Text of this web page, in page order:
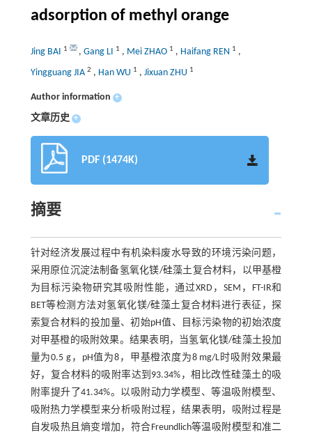
adsorption of methyl orange
Jing BAI 1 , Gang LI 1 , Mei ZHAO 1 , Haifang REN 1 ,
Yingguang JIA 2 , Han WU 1 , Jixuan ZHU 1
Author information +
文章历史 +
PDF (1474K)
摘要
针对经济发展过程中有机染料废水导致的环境污染问题，
采用原位沉淀法制备氢氧化镁/硅藻土复合材料，以甲基橙
为目标污染物研究其吸附性能，通过XRD，SEM，FT-IR和
BET等检测方法对氢氧化镁/硅藻土复合材料进行表征，探
索复合材料的投加量、初始pH值、目标污染物的初始浓度
对甲基橙的吸附效果。结果表明，当氢氧化镁/硅藻土投加
量为0.5 g，pH值为8，甲基橙浓度为8 mg/L时吸附效果最
好，复合材料的吸附率达到93.34%，相比改性硅藻土的吸
附率提升了41.34%。以吸附动力学模型、等温吸附模型、
吸附热力学模型来分析吸附过程，结果表明，吸附过程是
自发吸热且熵变增加，符合Freundlich等温吸附模型和准二